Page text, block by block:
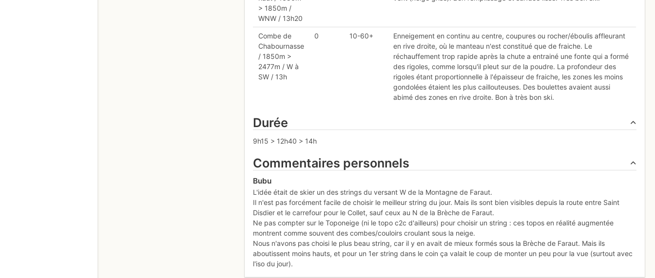
> 1850m /
WNW / 13h20
Combe de
Chabournasse
/ 1850m >
2477m / W à
SW / 13h
0 10-60+
Enneigement en continu au centre, coupures ou rocher/éboulis affleurant
en rive droite, où le manteau n'est constitué que de fraiche. Le
réchauffement trop rapide après la chute a entrainé une fonte qui a formé
des rigoles, comme lorsqu'il pleut sur de la poudre. La profondeur des
rigoles étant proportionnelle à l'épaisseur de fraiche, les zones les moins
gondolées étaient les plus caillouteuses. Des boulettes avaient aussi
abimé des zones en rive droite. Bon à très bon ski.
Durée
9h15 > 12h40 > 14h
Commentaires personnels
Bubu
L'idée était de skier un des strings du versant W de la Montagne de Faraut.
Il n'est pas forcément facile de choisir le meilleur string du jour. Mais ils sont bien visibles depuis la route entre Saint
Disdier et le carrefour pour le Collet, sauf ceux au N de la Brèche de Faraut.
Ne pas compter sur le Toponeige (ni le topo c2c d'ailleurs) pour choisir un string : ces topos en réalité augmentée
montrent comme souvent des combes/couloirs croulant sous la neige.
Nous n'avons pas choisi le plus beau string, car il y en avait de mieux formés sous la Brèche de Faraut. Mais ils
aboutissent moins hauts, et pour un 1er string dans le coin ça valait le coup de monter un peu pour la vue (surtout avec
l'iso du jour).